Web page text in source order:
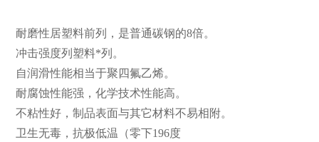
耐磨性居塑料前列，是普通碳钢的8倍。
冲击强度列塑料*列。
自润滑性能相当于聚四氟乙烯。
耐腐蚀性能强，化学技术性能高。
不粘性好，制品表面与其它材料不易相附。
卫生无毒，抗极低温（零下196度